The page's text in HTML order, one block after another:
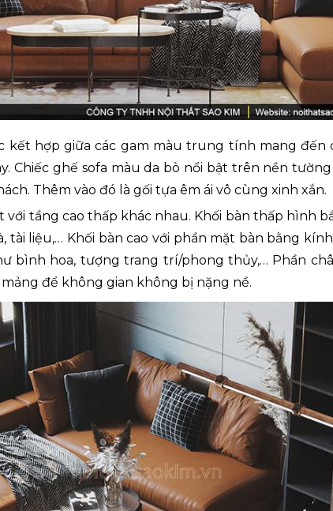
kết hợp giữa các gam màu trung tính mang đến
Chiếc ghế sofa màu da bò nổi bật trên nền
Thêm vào đó là gối tựa êm ái vô cùng xinh xắn.
với tầng cao thấp khác nhau. Khối bàn thấp hình
tài liệu,… Khối bàn cao với phần mặt bàn bằng
bình hoa, tượng trang trí/phong thủy,… Phần
để không gian không bị nặng nề.